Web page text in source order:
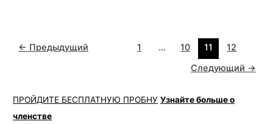
← Предыдущий 1 … 10 11
12
Следующий →
ПРОЙДИТЕ БЕСПЛАТНУЮ ПРОБНУ Узнайте больше о
членстве